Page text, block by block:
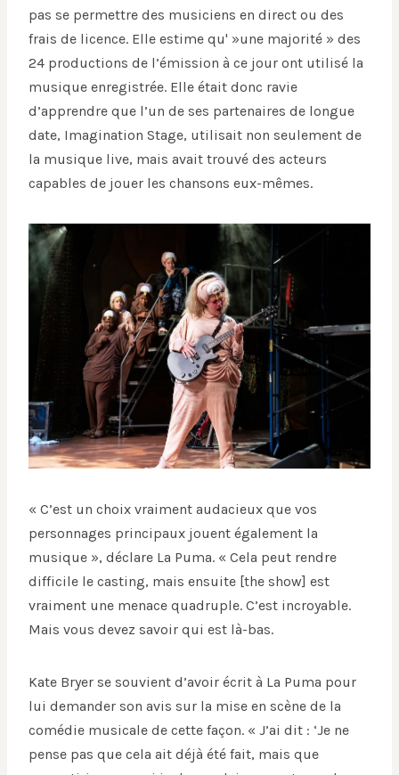
pas se permettre des musiciens en direct ou des
frais de licence. Elle estime qu' »une majorité » des
24 productions de l’émission à ce jour ont utilisé la
musique enregistrée. Elle était donc ravie
d’apprendre que l’un de ses partenaires de longue
date, Imagination Stage, utilisait non seulement de
la musique live, mais avait trouvé des acteurs
capables de jouer les chansons eux-mêmes.
« C’est un choix vraiment audacieux que vos
personnages principaux jouent également la
musique », déclare La Puma. « Cela peut rendre
difficile le casting, mais ensuite [the show] est
vraiment une menace quadruple. C’est incroyable.
Mais vous devez savoir qui est là-bas.
Kate Bryer se souvient d’avoir écrit à La Puma pour
lui demander son avis sur la mise en scène de la
comédie musicale de cette façon. « J’ai dit : ‘Je ne
pense pas que cela ait déjà été fait, mais que